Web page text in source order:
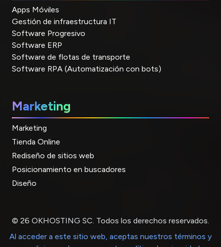
Apps Móviles
Gestión de infraestructura IT
Software Progresivo
Software ERP
Software de flotas de transporte
Software RPA (Automatización con bots)
Marketing
Marketing
Tienda Online
Rediseño de sitios web
Posicionamiento en buscadores
Diseño
© 26 OKHOSTING SC. Todos los derechos reservados.
Al acceder a este sitio web, aceptas nuestros términos y